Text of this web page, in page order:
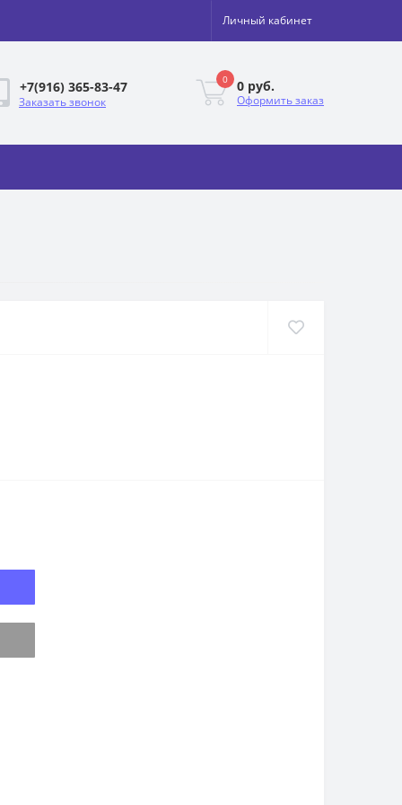
Личный кабинет
+7(916) 365-83-47
Заказать звонок
0 0 руб.
Оформить заказ